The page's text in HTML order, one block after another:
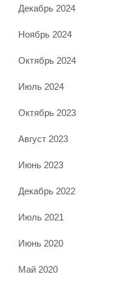
Декабрь 2024
Ноябрь 2024
Октябрь 2024
Июль 2024
Октябрь 2023
Август 2023
Июнь 2023
Декабрь 2022
Июль 2021
Июнь 2020
Май 2020